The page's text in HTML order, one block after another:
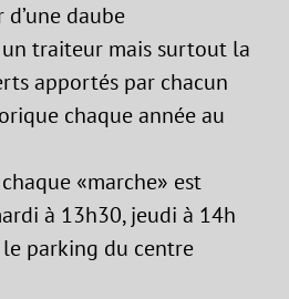
daube
traiteur mais surtout la
apportés par chacun
chaque année au
«marche» est
à 13h30, jeudi à 14h
parking du centre